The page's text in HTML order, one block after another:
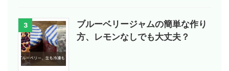
3
ブルーベリージャムの簡単な作り
方、レモンなしでも大丈夫？